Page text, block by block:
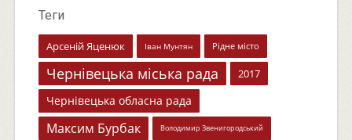
Теги
Арсеній Яценюк Іван Мунтян Рідне місто
Чернівецька міська рада 2017
Чернівецька обласна рада
Максим Бурбак Володимир Звенигородський